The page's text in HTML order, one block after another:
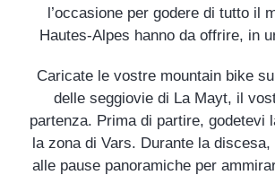
l’occasione per godere di tutto il
Hautes-Alpes hanno da offrire, in
Caricate le vostre mountain bike
delle seggiovie di La Mayt, il
partenza. Prima di partire, godetevi
la zona di Vars. Durante la
alle pause panoramiche per